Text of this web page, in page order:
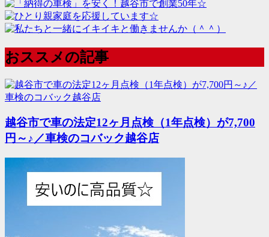
おススメの記事
越谷市で車の法定12ヶ月点検（1年点検）が7,700
円～♪／車検のコバック越谷店